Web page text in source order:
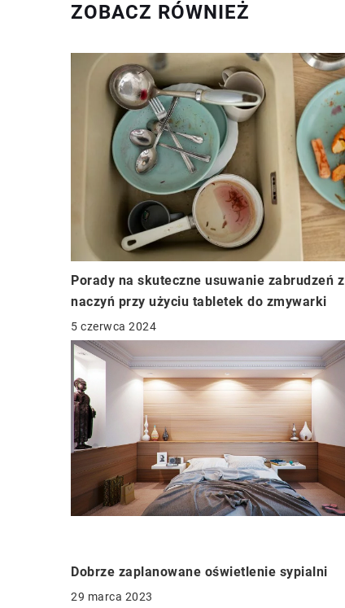
ZOBACZ RÓWNIEŻ
Porady na skuteczne usuwanie zabrudzeń z
naczyń przy użyciu tabletek do zmywarki
5 czerwca 2024
Dobrze zaplanowane oświetlenie sypialni
29 marca 2023